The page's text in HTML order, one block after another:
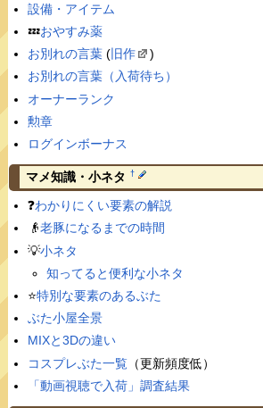
設備・アイテム
💤おやすみ薬
お別れの言葉(旧作
)
お別れの言葉（入荷待ち）
オーナーランク
勲章
ログインボーナス
マメ知識・小ネタ †
❓わかりにくい要素の解説
👴老豚になるまでの時間
💡小ネタ
知ってると便利な小ネタ
⭐️特別な要素のあるぶた
ぶた小屋全景
MIXと3Dの違い
コスプレぶた一覧（更新頻度低）
「動画視聴で入荷」調査結果